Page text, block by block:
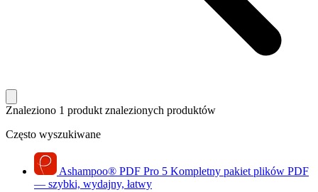
Znaleziono 1 produkt znalezionych produktów
Często wyszukiwane
Ashampoo® PDF Pro 5 Kompletny pakiet plików PDF
— szybki, wydajny, łatwy